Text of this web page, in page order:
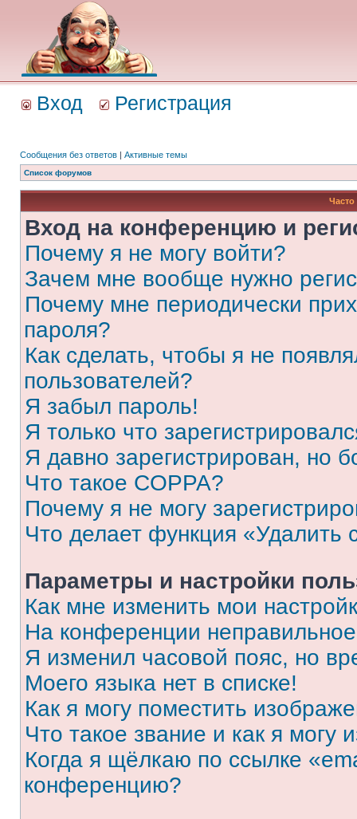
Вход Регистрация
Сообщения без ответов | Активные темы
Список форумов
Вход на конференцию и
Почему я не могу войти?
Зачем мне вообще нужно
Почему мне периодически
пароля?
Как сделать, чтобы я не
пользователей?
Я забыл пароль!
Я только что
Я давно зарегистрирован, но
Что такое COPPA?
Почему я не могу
Что делает функция «Удалить
Параметры и настройки
Как мне изменить мои
На конференции
Я изменил часовой пояс, но
Моего языка нет в списке!
Как я могу поместить
Что такое звание и как я могу
Когда я щёлкаю по ссылке
конференцию?